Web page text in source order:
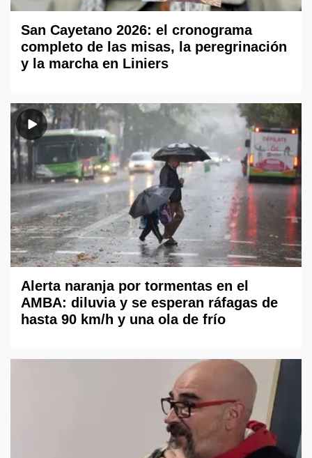
San Cayetano 2026: el cronograma
completo de las misas, la peregrinación
y la marcha en Liniers
Alerta naranja por tormentas en el
AMBA: diluvia y se esperan ráfagas de
hasta 90 km/h y una ola de frío